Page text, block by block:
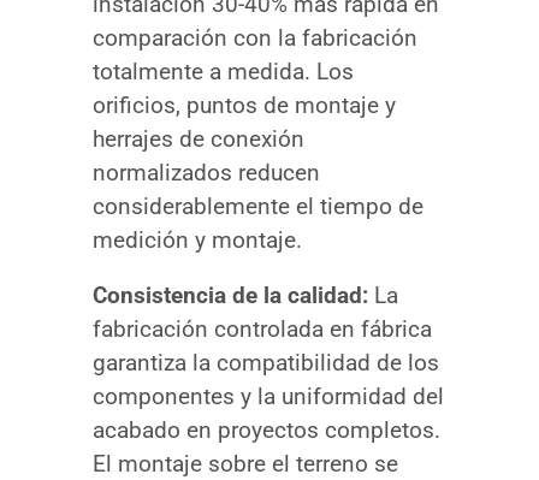
comparación con la fabricación
totalmente a medida. Los
orificios, puntos de montaje y
herrajes de conexión
normalizados reducen
considerablemente el tiempo de
medición y montaje.
Consistencia de la calidad: La
fabricación controlada en fábrica
garantiza la compatibilidad de los
componentes y la uniformidad del
acabado en proyectos completos.
El montaje sobre el terreno se